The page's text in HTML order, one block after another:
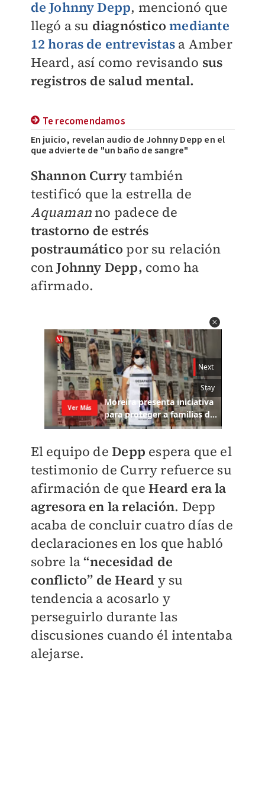
de Johnny Depp, mencionó que
llegó a su diagnósticomediante
12 horas de entrevistas a Amber
Heard, así como revisando sus
registros de salud mental.
Te recomendamos
En juicio, revelan audio de Johnny Depp en el
que advierte de "un baño de sangre"
Shannon Currytambién
testificó que la estrella de
Aquamanno padece de
trastorno de estrés
postraumático por su relación
conJohnny Depp, como ha
afirmado.
El equipo de Depp espera que el
testimonio de Curry refuerce su
afirmación de que Heard era la
agresora en la relación. Depp
acaba de concluir cuatro días de
declaraciones en los que habló
sobre la“necesidad de
conflicto” de Heard y su
tendencia a acosarlo y
perseguirlo durante las
discusiones cuando él intentaba
alejarse.